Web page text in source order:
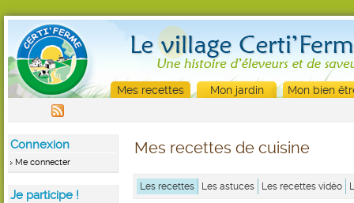
Mes recettes Mon jardin Mon bien
Connexion
Me connecter
Je participe !
Mes recettes de cuisine
Les recettes Les astuces Les recettes vidéo